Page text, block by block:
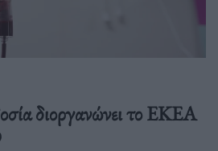
διοργανώνει το ΕΚΕΑ